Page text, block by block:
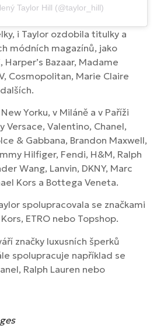
Taylor Hill (@taylor_hill)
i Taylor ozdobila titulky a
módních magazínů, jako
Harper’s Bazaar, Madame
Cosmopolitan, Marie Claire
Yorku, v Miláně a v Paříži
Versace, Valentino, Chanel,
& Gabbana, Brandon Maxwell,
Hilfiger, Fendi, H&M, Ralph
Wang, Lanvin, DKNY, Marc
Kors a Bottega Veneta.
spolupracovala se značkami
ETRO nebo Topshop.
značky luxusních šperků
spolupracuje například se
Ralph Lauren nebo